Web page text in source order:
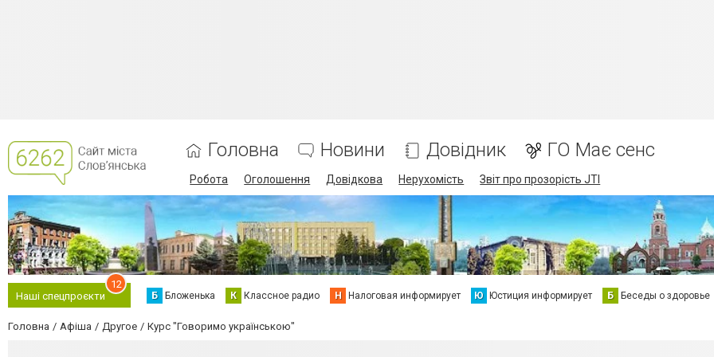
Головна Новини Довідник ГО Має сенс
Робота Оголошення Довідкова Нерухомість Звіт про прозорість JTI
Наші спецпроєкти
12
Б Бложенька К Классное радио Н Налоговая информирует Ю Юстиция информирует Б Беседы о здоровье
Головна Афіша Другое Курс "Говоримо українською"